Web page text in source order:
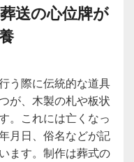
送の心位牌が
う際に伝統的な道具
が、木製の札や板状
。これには亡くなっ
月日、俗名などが記
ます。制作は葬式の